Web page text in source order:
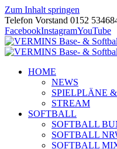
Zum Inhalt springen
Telefon Vorstand 0152
FacebookInstagramYouTube
HOME
NEWS
SPIELPLÄNE
STREAM
SOFTBALL
SOFTBALL
SOFTBALL
SOFTBALL